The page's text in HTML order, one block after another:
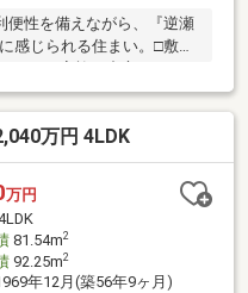
便性を備えながら、『逆瀬
感じられる住まい。□敷地
んの時間はもちろん、在
多彩な使い方が可能で
光を確保したプラン。□各
支度から休日のくつろぎ
家族それぞれの個室を確
わせる暮らしがイメージ
万円 4LDK
万円
81.54m2
92.25m2
年12月(築56年9ヶ月)